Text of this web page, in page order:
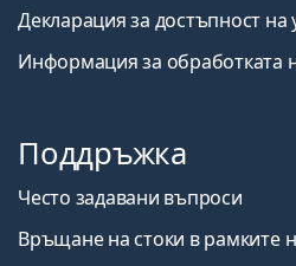
Декларация за достъпност на
Информация за обработката
Поддръжка
Често задавани въпроси
Връщане на стоки в рамките